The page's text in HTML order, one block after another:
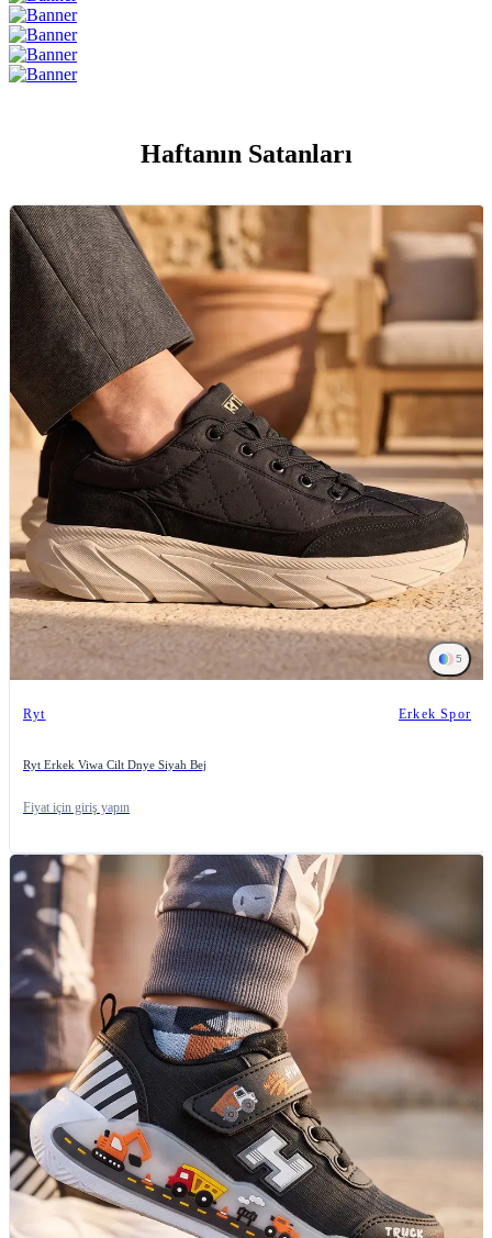
Haftanın Satanları
5
Ryt Erkek Spor
Ryt Erkek Viwa Cilt Dnye Siyah Bej
Fiyat için giriş yapın